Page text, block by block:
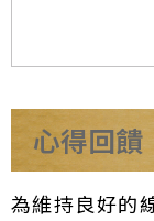
心得回饋
為維持良好的